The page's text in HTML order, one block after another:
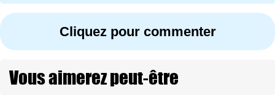
Cliquez pour commenter
Vous aimerez peut-être